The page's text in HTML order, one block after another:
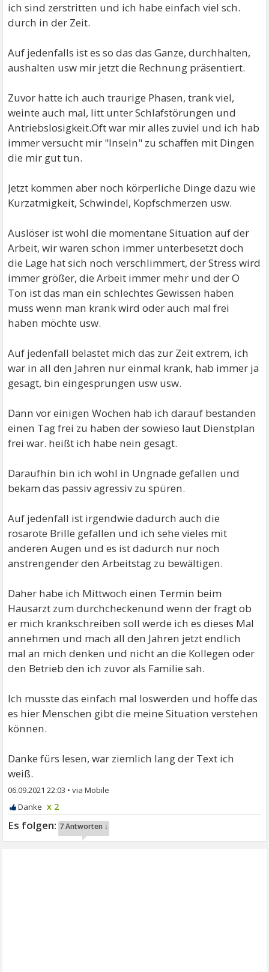
ich sind zerstritten und ich habe einfach viel sch.
durch in der Zeit.
Auf jedenfalls ist es so das das Ganze, durchhalten,
aushalten usw mir jetzt die Rechnung präsentiert.
Zuvor hatte ich auch traurige Phasen, trank viel,
weinte auch mal, litt unter Schlafstörungen und
Antriebslosigkeit.Oft war mir alles zuviel und ich hab
immer versucht mir "Inseln" zu schaffen mit Dingen
die mir gut tun.
Jetzt kommen aber noch körperliche Dinge dazu wie
Kurzatmigkeit, Schwindel, Kopfschmerzen usw.
Auslöser ist wohl die momentane Situation auf der
Arbeit, wir waren schon immer unterbesetzt doch
die Lage hat sich noch verschlimmert, der Stress wird
immer größer, die Arbeit immer mehr und der O
Ton ist das man ein schlechtes Gewissen haben
muss wenn man krank wird oder auch mal frei
haben möchte usw.
Auf jedenfall belastet mich das zur Zeit extrem, ich
war in all den Jahren nur einmal krank, hab immer ja
gesagt, bin eingesprungen usw usw.
Dann vor einigen Wochen hab ich darauf bestanden
einen Tag frei zu haben der sowieso laut Dienstplan
frei war. heißt ich habe nein gesagt.
Daraufhin bin ich wohl in Ungnade gefallen und
bekam das passiv agressiv zu spüren.
Auf jedenfall ist irgendwie dadurch auch die
rosarote Brille gefallen und ich sehe vieles mit
anderen Augen und es ist dadurch nur noch
anstrengender den Arbeitstag zu bewältigen.
Daher habe ich Mittwoch einen Termin beim
Hausarzt zum durchcheckenund wenn der fragt ob
er mich krankschreiben soll werde ich es dieses Mal
annehmen und mach all den Jahren jetzt endlich
mal an mich denken und nicht an die Kollegen oder
den Betrieb den ich zuvor als Familie sah.
Ich musste das einfach mal loswerden und hoffe das
es hier Menschen gibt die meine Situation verstehen
können.
Danke fürs lesen, war ziemlich lang der Text ich
weiß.
06.09.2021 22:03 •
x 2
7 Antworten ↓